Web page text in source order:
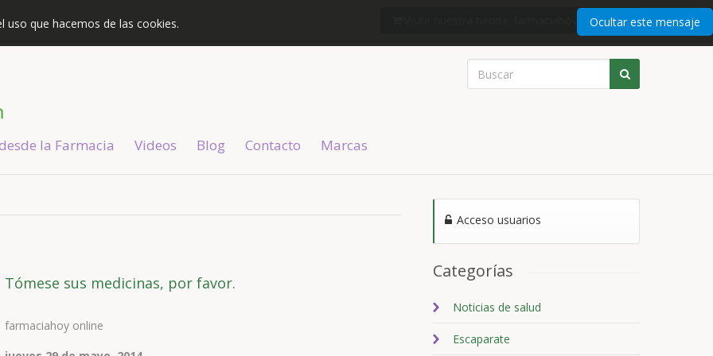
uso que hacemos de las cookies. Ocultar este mensaje
Visite nuestra tienda: farmaciahoyshop.com
la Farmacia Videos Blog Contacto Marcas
Tómese sus medicinas, por favor.
farmaciahoy online
Acceso usuarios
Categorías
Noticias de salud
Escaparate